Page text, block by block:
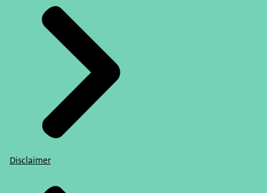
Disclaimer